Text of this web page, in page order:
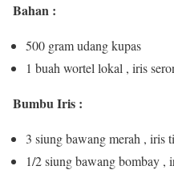
Bahan :
500 gram udang kupas
1 buah wortel lokal , iris
Bumbu Iris :
3 siung bawang merah , iris
1/2 siung bawang bombay ,